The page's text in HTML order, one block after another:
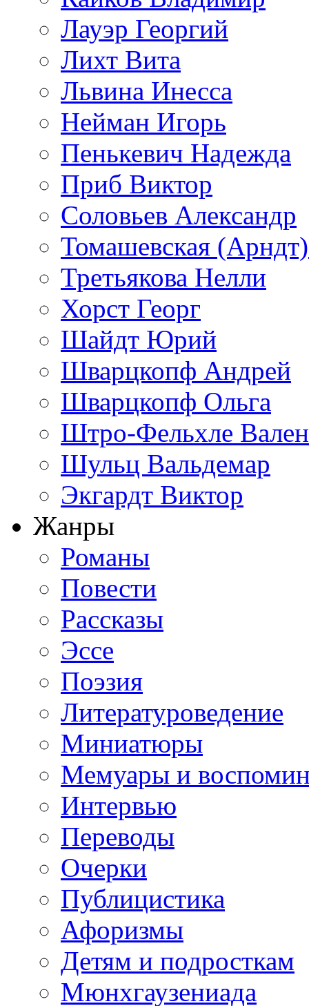
Лауэр Георгий
Лихт Вита
Львина Инесса
Нейман Игорь
Пенькевич Надежда
Приб Виктор
Соловьев Александр
Томашевская
Третьякова Нелли
Хорст Георг
Шайдт Юрий
Шварцкопф Андрей
Шварцкопф Ольга
Штро-Фельхле
Шульц Вальдемар
Экгардт Виктор
Жанры
Романы
Повести
Рассказы
Эссе
Поэзия
Литературоведение
Миниатюры
Мемуары и
Интервью
Переводы
Очерки
Публицистика
Афоризмы
Детям и подросткам
Мюнхгаузениада